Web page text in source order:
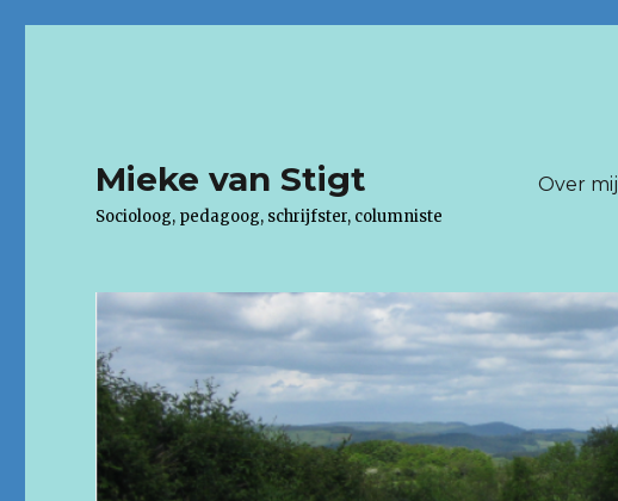
Mieke van Stigt
Socioloog, pedagoog, schrijfster, columniste
Over mij